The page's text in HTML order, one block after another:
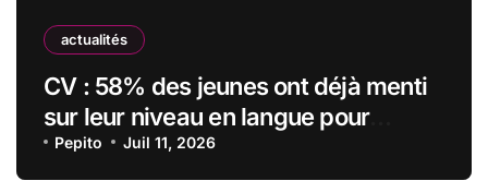
actualités
CV : 58% des jeunes ont déjà menti
sur leur niveau en langue pour
obtenir un emploi
Pepito Juil 11, 2026